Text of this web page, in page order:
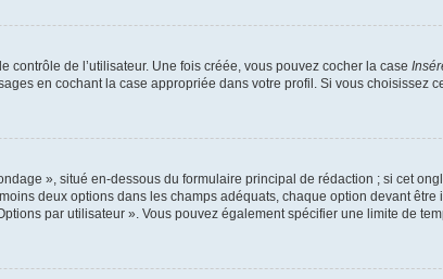
contrôle de l’utilisateur. Une fois créée, vous pouvez cocher la case
en cochant la case appropriée dans votre profil. Si vous choisissez
», situé en-dessous du formulaire principal de rédaction ; si cet
deux options dans les champs adéquats, chaque option devant
par utilisateur ». Vous pouvez également spécifier une limite de